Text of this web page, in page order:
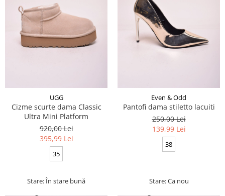
UGG
Cizme scurte dama Classic
Ultra Mini Platform
920,00 Lei
395,99 Lei
35
Stare: În stare bună
Even & Odd
Pantofi dama stiletto lacuiti
250,00 Lei
139,99 Lei
38
Stare: Ca nou